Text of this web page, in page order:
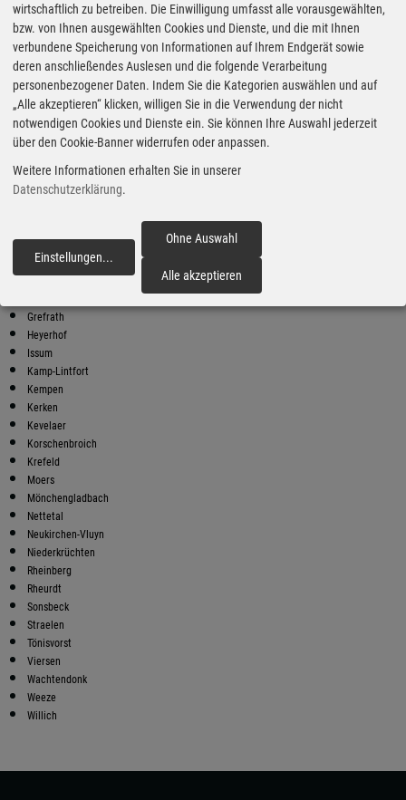
Bester Super E10 Preis in
Wachtendonk
2.089€
Super E10
Venloer Str. 6
Preiswerter tanken - finden Sie die günstigsten Benzin und Diesel
Preise in Ihrer Stadt
Grefrath
Heyerhof
Issum
Kamp-Lintfort
Kempen
Kerken
Kevelaer
Korschenbroich
Krefeld
Moers
Mönchengladbach
Nettetal
Neukirchen-Vluyn
Niederkrüchten
Rheinberg
Rheurdt
Sonsbeck
Straelen
Tönisvorst
Viersen
Wachtendonk
Weeze
Willich
wirtschaftlich zu betreiben. Die Einwilligung umfasst alle vorausgewählten,
bzw. von Ihnen ausgewählten Cookies und Dienste, und die mit Ihnen
verbundene Speicherung von Informationen auf Ihrem Endgerät sowie
deren anschließendes Auslesen und die folgende Verarbeitung
personenbezogener Daten. Indem Sie die Kategorien auswählen und auf
„Alle akzeptieren“ klicken, willigen Sie in die Verwendung der nicht
notwendigen Cookies und Dienste ein. Sie können Ihre Auswahl jederzeit
über den Cookie-Banner widerrufen oder anpassen.
Weitere Informationen erhalten Sie in unserer
Datenschutzerklärung.
Einstellungen...
Ohne Auswahl
Alle akzeptieren